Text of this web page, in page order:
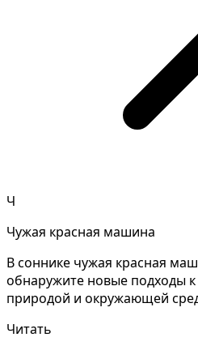
Ч
Чужая красная машина
В соннике чужая красная
обнаружите новые подходы
природой и окружающей
Читать